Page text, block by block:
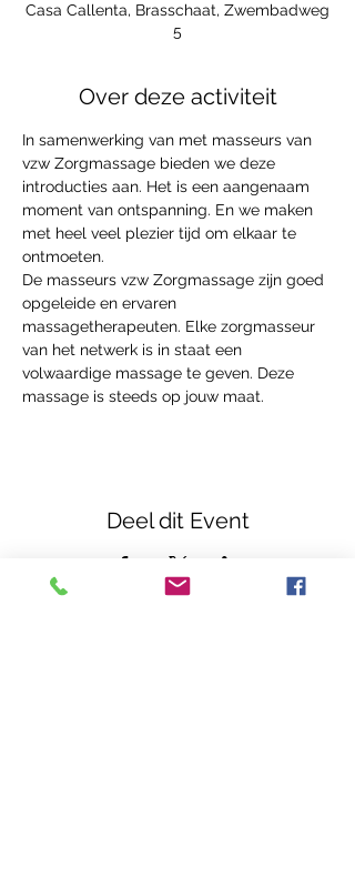
Casa Callenta, Brasschaat, Zwembadweg
5
Over deze activiteit
In samenwerking van met masseurs van
vzw Zorgmassage bieden we deze
introducties aan. Het is een aangenaam
moment van ontspanning. En we maken
met heel veel plezier tijd om elkaar te
ontmoeten.
De masseurs vzw Zorgmassage zijn goed
opgeleide en ervaren
massagetherapeuten. Elke zorgmasseur
van het netwerk is in staat een
volwaardige massage te geven. Deze
massage is steeds op jouw maat.
Deel dit Event